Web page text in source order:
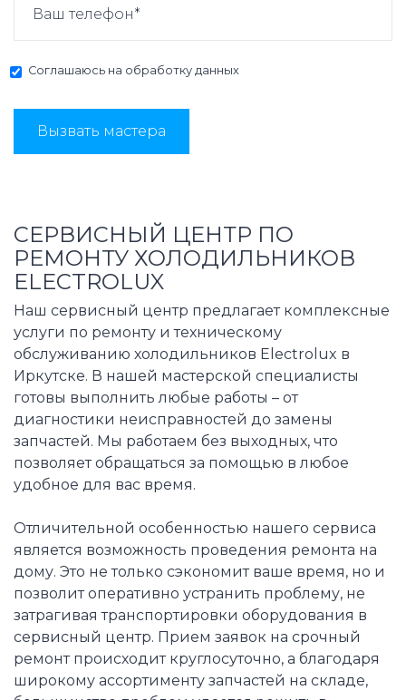
Соглашаюсь на обработку данных
Вызвать мастера
СЕРВИСНЫЙ ЦЕНТР ПО
РЕМОНТУ ХОЛОДИЛЬНИКОВ
ELECTROLUX
Наш сервисный центр предлагает комплексные
услуги по ремонту и техническому
обслуживанию холодильников Electrolux в
Иркутске. В нашей мастерской специалисты
готовы выполнить любые работы – от
диагностики неисправностей до замены
запчастей. Мы работаем без выходных, что
позволяет обращаться за помощью в любое
удобное для вас время.
Отличительной особенностью нашего сервиса
является возможность проведения ремонта на
дому. Это не только сэкономит ваше время, но и
позволит оперативно устранить проблему, не
затрагивая транспортировки оборудования в
сервисный центр. Прием заявок на срочный
ремонт происходит круглосуточно, а благодаря
широкому ассортименту запчастей на складе,